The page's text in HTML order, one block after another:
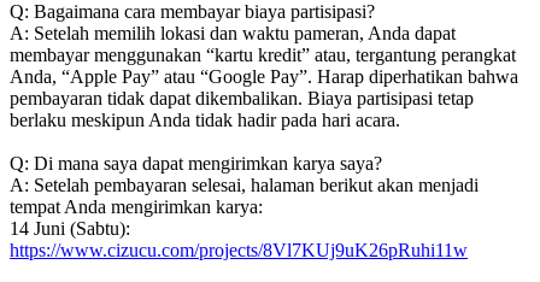
Q: Bagaimana cara membayar biaya partisipasi?
A: Setelah memilih lokasi dan waktu pameran, Anda dapat
membayar menggunakan “kartu kredit” atau, tergantung perangkat
Anda, “Apple Pay” atau “Google Pay”. Harap diperhatikan bahwa
pembayaran tidak dapat dikembalikan. Biaya partisipasi tetap
berlaku meskipun Anda tidak hadir pada hari acara.
Q: Di mana saya dapat mengirimkan karya saya?
A: Setelah pembayaran selesai, halaman berikut akan menjadi
tempat Anda mengirimkan karya:
14 Juni (Sabtu):
https://www.cizucu.com/projects/8Vl7KUj9uK26pRuhi11w